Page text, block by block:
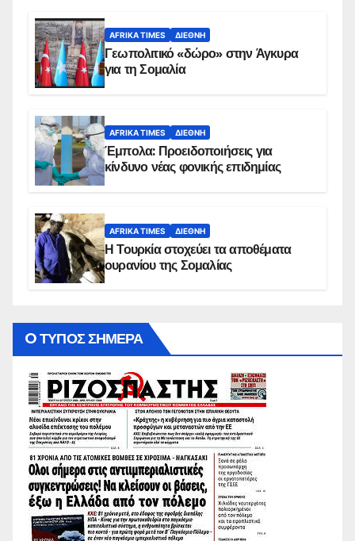
AFRIKA TIMES ΔΙΕΘΝΉ
Γεωπολιτικό «δώρο» στην Άγκυρα
για τη Σομαλία
AFRIKA TIMES ΔΙΕΘΝΉ
Έμπολα: Προειδοποιήσεις για
κίνδυνο νέας φονικής επιδημίας
AFRIKA TIMES ΔΙΕΘΝΉ
Η Τουρκία στοχεύει τα αποθέματα
ουρανίου της Σομαλίας
O ΤΥΠΟΣ ΣΗΜΕΡΑ